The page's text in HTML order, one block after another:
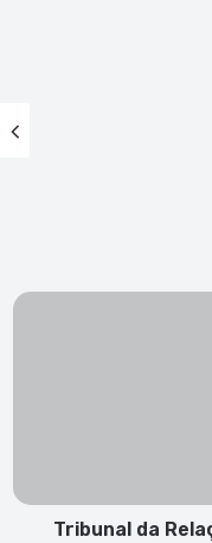
Tribunal
de
CitaçãoTribunal da